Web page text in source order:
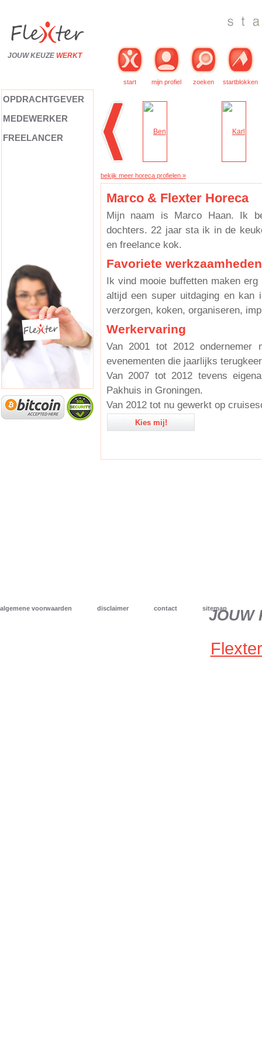
JOUW KEUZE WERKT
start mijn profiel zoeken startblokken
OPDRACHTGEVER
MEDEWERKER
FREELANCER
bekijk meer horeca profielen »
Marco & Flexter Horeca
Mijn naam is Marco Haan. Ik
dochters. 22 jaar sta ik in de
en freelance kok.
Favoriete werkzaamheden
Ik vind mooie buffetten maken
altijd een super uitdaging en kan
verzorgen, koken, organiseren,
Werkervaring
Van 2001 tot 2012 ondernemer
evenementen die jaarlijks
Van 2007 tot 2012 tevens
Pakhuis in Groningen.
Van 2012 tot nu gewerkt op
Kies mij!
algemene voorwaarden disclaimer contact sitemap
JOUW